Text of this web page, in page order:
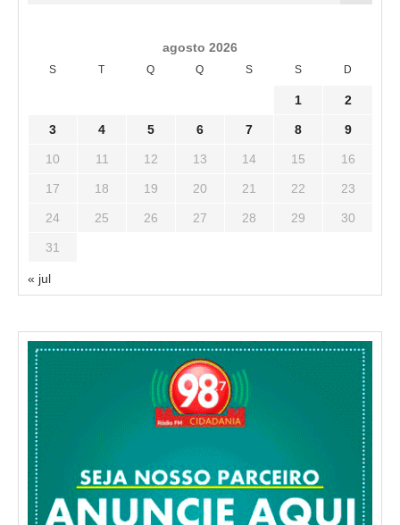
agosto 2026
S T Q Q S S D
1 2
3 4 5 6 7 8 9
10 11 12 13 14 15 16
17 18 19 20 21 22 23
24 25 26 27 28 29 30
31
« jul